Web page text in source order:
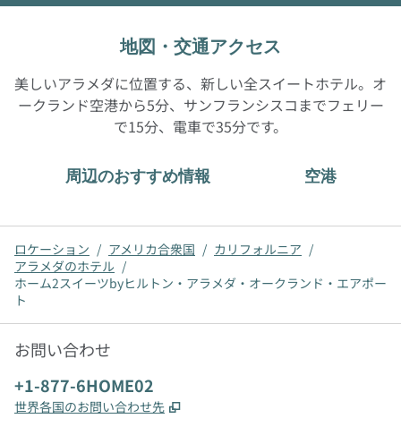
地図・交通アクセス
美しいアラメダに位置する、新しい全スイートホテル。オ
ークランド空港から5分、サンフランシスコまでフェリー
で15分、電車で35分です。
周辺のおすすめ情報 空港
ロケーション / アメリカ合衆国 / カリフォルニア /
アラメダのホテル /
ホーム2スイーツbyヒルトン・アラメダ・オークランド・エアポー
ト
お問い合わせ
電話番号：
+1-877-6HOME02
世界各国のお問い合わせ先 ,